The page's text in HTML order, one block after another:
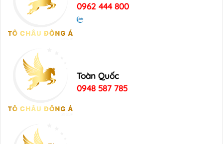
0962 444 800
Toàn Quốc
0948 587 785